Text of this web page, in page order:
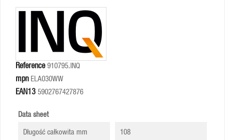
Reference 910795.INQ
mpn ELA030WW
EAN13 5902767427876
Data sheet
Długość całkowita mm
108